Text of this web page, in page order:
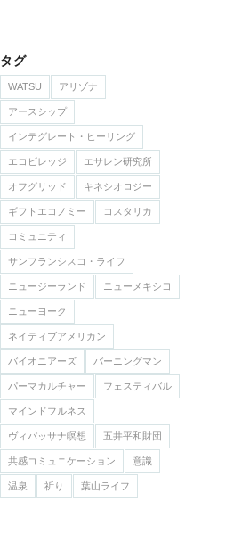
タグ
WATSU アリゾナ
アースシップ
インテグレート・ヒーリング
エコビレッジ エサレン研究所
オフグリッド キネシオロジー
ギフトエコノミー コスタリカ
コミュニティ
サンフランシスコ・ライフ
ニュージーランド ニューメキシコ
ニューヨーク
ネイティブアメリカン
バイオニアーズ バーニングマン
パーマカルチャー フェスティバル
マインドフルネス
ヴィパッサナ瞑想 五井平和財団
共感コミュニケーション 意識
温泉 祈り 葉山ライフ